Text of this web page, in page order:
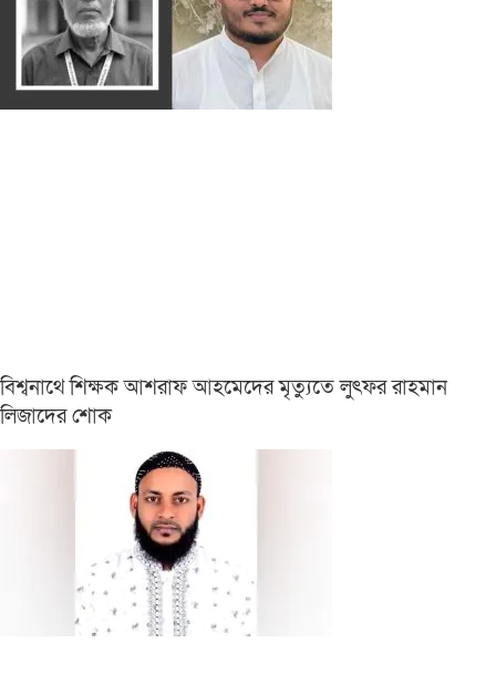
বিশ্বনাথে শিক্ষক আশরাফ আহমেদের মৃত্যুতে লুৎফর রাহমান
লিজাদের শোক